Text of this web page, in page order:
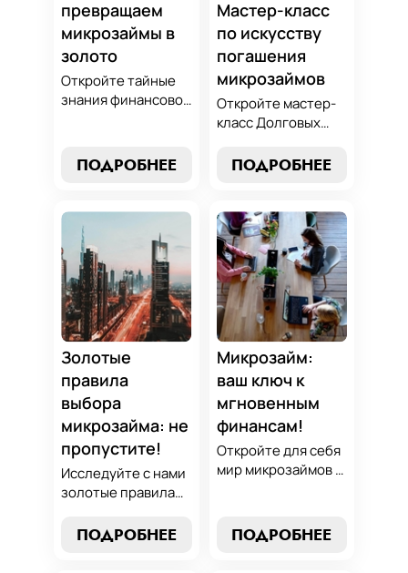
превращаем
микрозаймы в
золото
Откройте тайные
знания финансовой
превращать
обязательства по
золотые
возможности.
Погрузитесь в мир
умного управления
долгами с нашим
практическим
руководством.
ПОДРОБНЕЕ
Мастер-класс
по искусству
погашения
микрозаймов
Откройте мастер-
класс Долговых
погашению
финансового
равновесия.
Узнайте, как
управлять долгами
и достичь
финансовой
гармонии, следуя
нашим
проверенным
стратегиям.
ПОДРОБНЕЕ
Золотые
правила
выбора
микрозайма: не
пропустите!
Исследуйте с нами
золотые правила
и узнайте, как
ПОДРОБНЕЕ
Микрозайм:
ваш ключ к
мгновенным
финансам!
Откройте для себя
мир микрозаймов с
выбрать лучший
микрозайм,
ПОДРОБНЕЕ